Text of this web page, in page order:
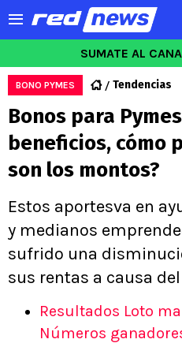
SUMATE AL
BONO PYMES Tendencias
Bonos para
beneficios, cómo
son los montos?
Estos aportesva en
y medianos
sufrido una
sus rentas a causa
Resultados Loto
Números